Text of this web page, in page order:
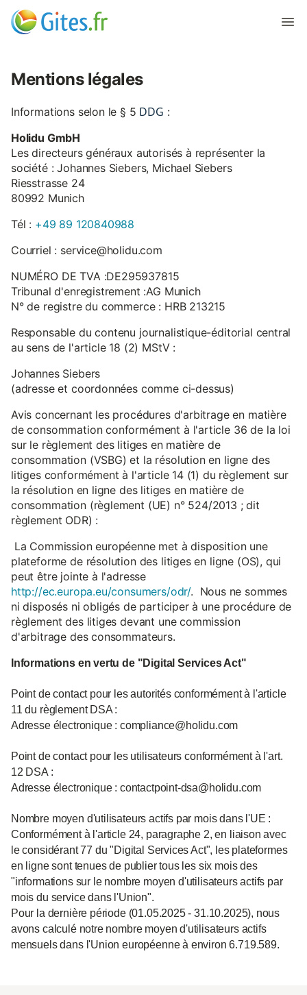
Mentions légales
Informations selon le § 5 DDG :
Holidu GmbH
Les directeurs généraux autorisés à représenter la
société : Johannes Siebers, Michael Siebers
Riesstrasse 24
80992 Munich
Tél : +49 89 120840988
Courriel : service@holidu.com
NUMÉRO DE TVA :DE295937815
Tribunal d'enregistrement :AG Munich
N° de registre du commerce : HRB 213215
Responsable du contenu journalistique-éditorial central
au sens de l'article 18 (2) MStV :
Johannes Siebers
(adresse et coordonnées comme ci-dessus)
Avis concernant les procédures d'arbitrage en matière
de consommation conformément à l'article 36 de la loi
sur le règlement des litiges en matière de
consommation (VSBG) et la résolution en ligne des
litiges conformément à l'article 14 (1) du règlement sur
la résolution en ligne des litiges en matière de
consommation (règlement (UE) n° 524/2013 ; dit
règlement ODR) :
La Commission européenne met à disposition une
plateforme de résolution des litiges en ligne (OS), qui
peut être jointe à l'adresse
http://ec.europa.eu/consumers/odr/. Nous ne sommes
ni disposés ni obligés de participer à une procédure de
règlement des litiges devant une commission
d'arbitrage des consommateurs.
Informations en vertu de "Digital Services Act"
Point de contact pour les autorités conformément à l'article
11 du règlement DSA :
Adresse électronique : compliance@holidu.com
Point de contact pour les utilisateurs conformément à l'art.
12 DSA :
Adresse électronique : contactpoint-dsa@holidu.com
Nombre moyen d'utilisateurs actifs par mois dans l'UE :
Conformément à l'article 24, paragraphe 2, en liaison avec
le considérant 77 du "Digital Services Act", les plateformes
en ligne sont tenues de publier tous les six mois des
"informations sur le nombre moyen d'utilisateurs actifs par
mois du service dans l'Union".
Pour la dernière période (01.05.2025 - 31.10.2025), nous
avons calculé notre nombre moyen d'utilisateurs actifs
mensuels dans l'Union européenne à environ 6.719.589.